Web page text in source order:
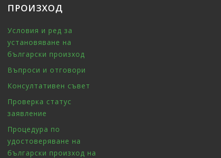
ПРОИЗХОД
Условия и ред за
установяване на
български произход
Въпроси и отговори
Консултативен съвет
Проверка статус
заявление
Процедура по
удостоверяване на
български произход на